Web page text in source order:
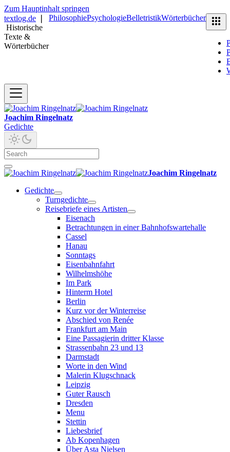
Zum Hauptinhalt springen
textlog.de
Historische
Texte &
Wörterbücher
PhilosophiePsychologieBelletristikWörterbücher
Joachim Ringelnatz
Gedichte
Joachim Ringelnatz
Gedichte
Turngedichte
Reisebriefe eines Artisten
Eisenach
Betrachtungen in einer Bahnhofswartehalle
Cassel
Hanau
Sonntags
Eisenbahnfahrt
Wilhelmshöhe
Im Park
Hinterm Hotel
Berlin
Kurz vor der Winterreise
Abschied von Renée
Frankfurt am Main
Eine Passagierin dritter Klasse
Strassenbahn 23 und 13
Darmstadt
Worte in den Wind
Malerin Klugschnack
Leipzig
Guter Rausch
Dresden
Menu
Stettin
Liebesbrief
Ab Kopenhagen
Über Asta Nielsen